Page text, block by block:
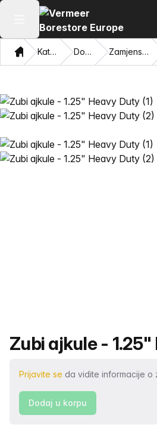
Otvori glavni meni
Dom Katalog Dodaci Zamjenski zubi
Naziv
Zubi ajkule -
Prijavite se da vidite informacije o
Dodaj u korpu